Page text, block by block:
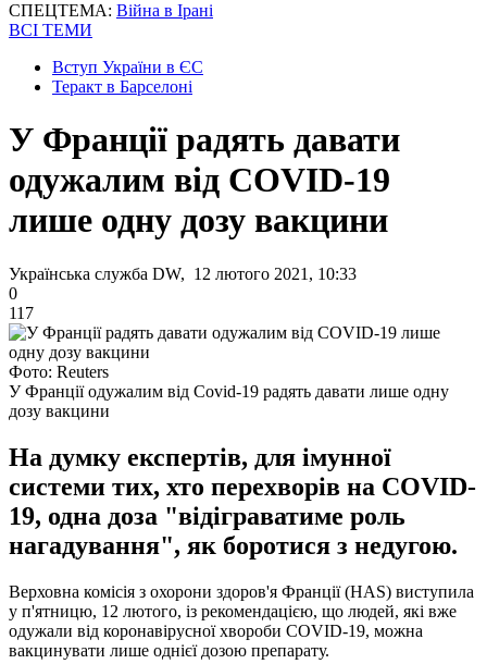
СПЕЦТЕМА: Війна в Ірані
ВСІ ТЕМИ
Вступ України в ЄС
Теракт в Барселоні
У Франції радять давати
одужалим від COVID-19
лише одну дозу вакцини
Українська служба DW, 12 лютого 2021, 10:33
0
117
Фото: Reuters
У Франції одужалим від Covid-19 радять давати лише одну
дозу вакцини
На думку експертів, для імунної
системи тих, хто перехворів на COVID-
19, одна доза "відіграватиме роль
нагадування", як боротися з недугою.
Верховна комісія з охорони здоров'я Франції (HAS) виступила
у п'ятницю, 12 лютого, із рекомендацією, що людей, які вже
одужали від коронавірусної хвороби COVID-19, можна
вакцинувати лише однієї дозою препарату.